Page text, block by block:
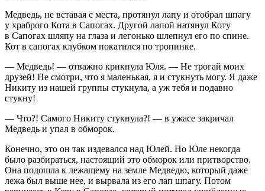
Медведь, не вставая с места, протянул лапу и отобрал шпагу
у храброго Кота в Сапогах. Другой лапой натянул Коту
в Сапогах шляпу на глаза и легонько шлепнул его по спине.
Кот в сапогах клубком покатился по тропинке.
— Медведь! — отважно крикнула Юля. — Не трогай моих
друзей! Не смотри, что я маленькая, я и стукнуть могу. Я даже
Никиту из нашей группы стукнула, а уж тебя и подавно
стукну!
— Что?! Самого Никиту стукнула?! — в ужасе закричал
Медведь и упал в обморок.
Конечно, это он так издевался над Юлей. Но Юле некогда
было разбираться, настоящий это обморок или притворство.
Она подошла к лежащему на земле Медведю, который даже
лежа был выше нее, и вырвала из его лап шпагу. Потом